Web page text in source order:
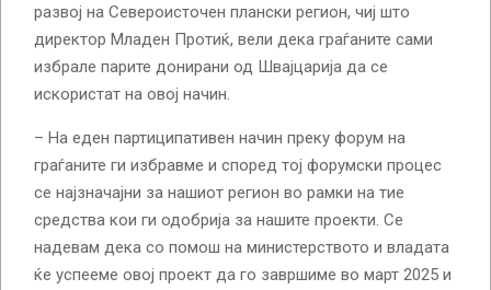
развој на Североисточен плански регион, чиј што
директор Младен Протиќ, вели дека граѓаните сами
избрале парите донирани од Швајцарија да се
искористат на овој начин.
– На еден партиципативен начин преку форум на
граѓаните ги избравме и според тој форумски процес
се најзначајни за нашиот регион во рамки на тие
средства кои ги одобрија за нашите проекти. Се
надевам дека со помош на министерството и владата
ќе успееме овој проект да го завршиме во март 2025 и